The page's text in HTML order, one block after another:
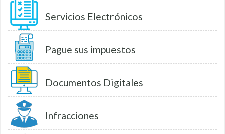
Servicios Electrónicos
Pague sus impuestos
Documentos Digitales
Infracciones